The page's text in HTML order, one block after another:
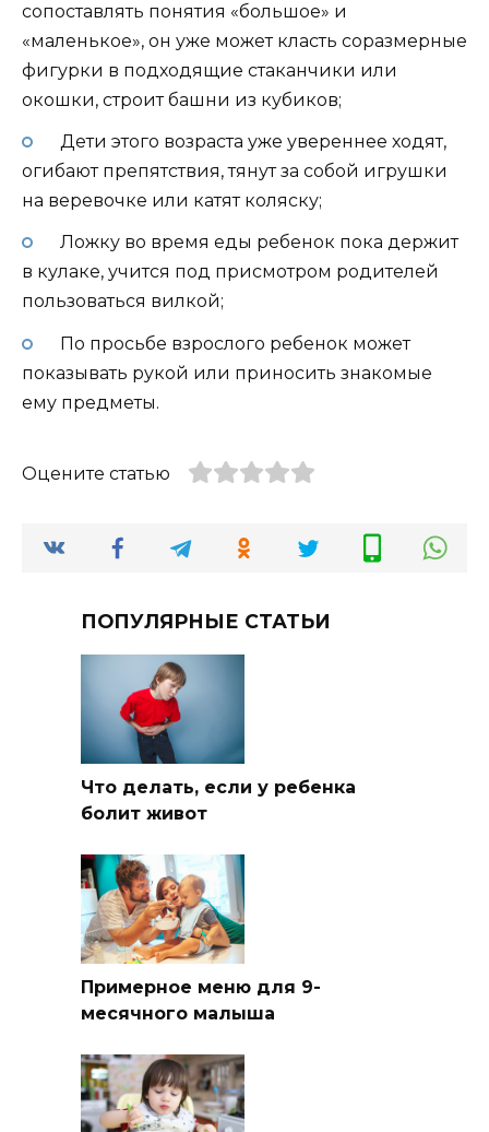
сопоставлять понятия «большое» и
«маленькое», он уже может класть соразмерные
фигурки в подходящие стаканчики или
окошки, строит башни из кубиков;
Дети этого возраста уже увереннее ходят,
огибают препятствия, тянут за собой игрушки
на веревочке или катят коляску;
Ложку во время еды ребенок пока держит
в кулаке, учится под присмотром родителей
пользоваться вилкой;
По просьбе взрослого ребенок может
показывать рукой или приносить знакомые
ему предметы.
Оцените статью
ПОПУЛЯРНЫЕ СТАТЬИ
Что делать, если у ребенка
болит живот
Примерное меню для 9-
месячного малыша